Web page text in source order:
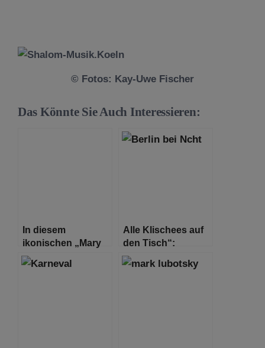
© Fotos: Kay-Uwe Fischer
Das Könnte Sie Auch Interessieren:
In diesem
ikonischen „Mary
Poppins“-Song
geht es eigentlich
Alle Klischees auf
den Tisch“:
Talkshow
„Freitagnacht